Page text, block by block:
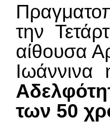
την
αίθουσα
των 50